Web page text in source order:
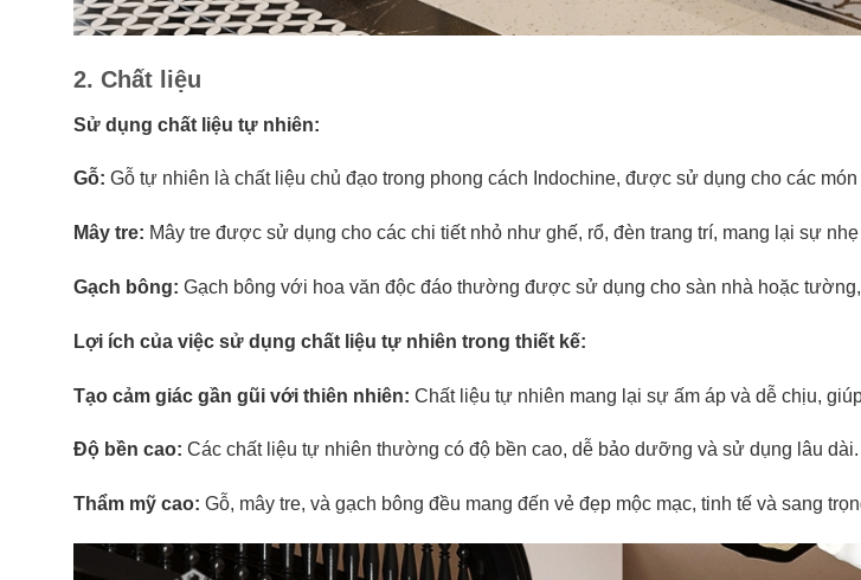
2. Chất liệu
Sử dụng chất liệu tự nhiên:
Gỗ: Gỗ tự nhiên là chất liệu chủ đạo trong phong cách Indochine, được sử dụng cho các
Mây tre: Mây tre được sử dụng cho các chi tiết nhỏ như ghế, rổ, đèn trang trí, mang lại sự
Gạch bông: Gạch bông với hoa văn độc đáo thường được sử dụng cho sàn nhà hoặc
Lợi ích của việc sử dụng chất liệu tự nhiên trong thiết kế:
Tạo cảm giác gần gũi với thiên nhiên: Chất liệu tự nhiên mang lại sự ấm áp và dễ chịu,
Độ bền cao: Các chất liệu tự nhiên thường có độ bền cao, dễ bảo dưỡng và sử dụng lâu dài.
Thẩm mỹ cao: Gỗ, mây tre, và gạch bông đều mang đến vẻ đẹp mộc mạc, tinh tế và sang